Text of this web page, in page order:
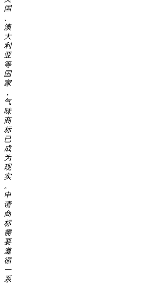
国
、
澳
大
利
亚
等
国
家
，
气
味
商
标
已
成
为
现
实
。
申
请
商
标
需
要
遵
循
一
系